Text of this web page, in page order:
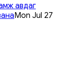
авдаг
Mon Jul 27